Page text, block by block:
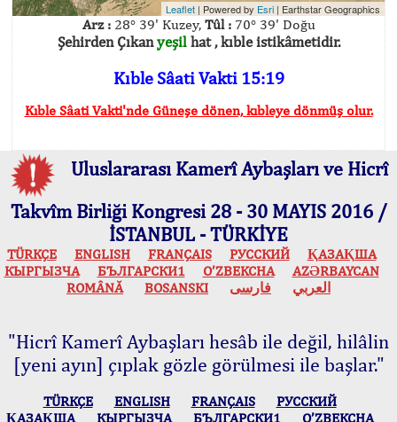
Leaflet | Powered by Esri | Earthstar Geographics
Arz :28° 39' Kuzey, Tûl :70° 39' Doğu
Şehirden Çıkanyeşilhat , kıble istikâmetidir.
Kıble Sâati Vakti 15:19
Kıble Sâati Vakti'nde Güneşe dönen, kıbleye dönmüş olur.
Uluslararası Kamerî Aybaşları ve Hicrî
Takvîm Birliği Kongresi 28 - 30 MAYIS 2016 /
İSTANBUL - TÜRKİYE
TÜRKÇE ENGLISH FRANÇAIS РУССКИЙ
ҚАЗАҚША
КЫPГЫЗЧA
БЪЛГАРСКИ1 O’ZBEKCHA
AZӘRBAYCAN
ROMÂNĂ
BOSANSKI العربي فارسی
"Hicrî Kamerî Aybaşları hesâb ile değil, hilâlin
[yeni ayın] çıplak gözle görülmesi ile başlar."
TÜRKÇE ENGLISH FRANÇAIS
РУССКИЙ
ҚАЗАҚША
КЫPГЫЗЧA БЪЛГАРСКИ1 O’ZBEKCHA